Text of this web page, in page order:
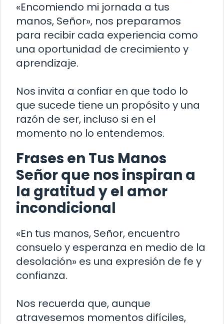
«Encomiendo mi jornada a tus
manos, Señor», nos preparamos
para recibir cada experiencia como
una oportunidad de crecimiento y
aprendizaje.
Nos invita a confiar en que todo lo
que sucede tiene un propósito y una
razón de ser, incluso si en el
momento no lo entendemos.
Frases en Tus Manos
Señor que nos inspiran a
la gratitud y el amor
incondicional
«En tus manos, Señor, encuentro
consuelo y esperanza en medio de la
desolación» es una expresión de fe y
confianza.
Nos recuerda que, aunque
atravesemos momentos difíciles,